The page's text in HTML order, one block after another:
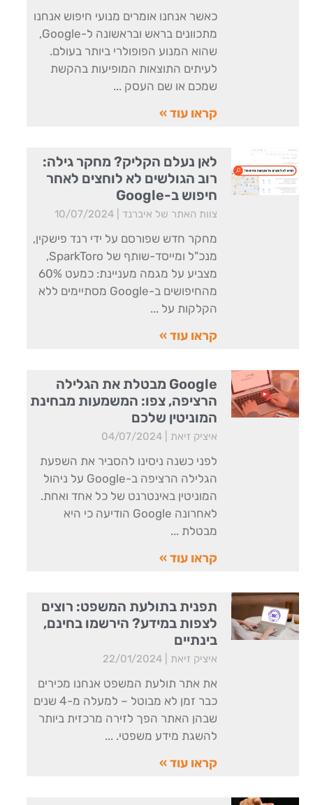
כאשר אנחנו אומרים מנועי חיפוש אנחנו
מתכוונים בראש ובראשונה ל-Google,
שהוא המנוע הפופולרי ביותר בעולם.
לעיתים התוצאות המופיעות בהקשת
שמכם או שם העסק
קראו עוד »
לאן נעלם הקליק? מחקר גילה:
רוב הגולשים לא לוחצים לאחר
חיפוש ב-Google
צוות האתר של איברנד 10/07/2024
מחקר חדש שפורסם על ידי רנד פישקין,
מנכ"ל ומייסד-שותף של SparkToro,
מצביע על מגמה מעניינת: כמעט 60%
מהחיפושים ב-Google מסתיימים ללא
הקלקות על
קראו עוד »
Google מבטלת את הגלילה
הרציפה, צפו: המשמעות מבחינת
המוניטין שלכם
איציק זיאת 04/07/2024
לפני כשנה ניסינו להסביר את השפעת
הגלילה הרציפה ב-Google על ניהול
המוניטין באינטרנט של כל אחד ואחת.
לאחרונה Google הודיעה כי היא
מבטלת
קראו עוד »
תפנית בתולעת המשפט: רוצים
לצפות במידע? הירשמו בחינם,
בינתיים
איציק זיאת 22/01/2024
את אתר תולעת המשפט אנחנו מכירים
כבר זמן לא מבוטל – למעלה מ-4 שנים
שבהן האתר הפך לזירה מרכזית ביותר
להשגת מידע משפטי.
קראו עוד »